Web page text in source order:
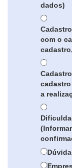
dados)
com o
a